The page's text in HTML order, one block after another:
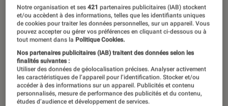
Notre organisation et ses421 partenaires publicitaires (IAB) stockent
et/ou accèdent à des informations, telles que les identifiants uniques
de cookies pour traiter les données personnelles, sur un appareil. Vous
pouvez accepter ou gérer vos préférences en cliquant ci-dessous ou à
tout moment dans la Politique Cookies.
Nos partenaires publicitaires (IAB) traitent des données selon les
finalités suivantes :
Utiliser des données de géolocalisation précises. Analyser activement
les caractéristiques de l’appareil pour l’identification. Stocker et/ou
accéder à des informations sur un appareil. Publicités et contenu
personnalisés, mesure de performance des publicités et du contenu,
études d’audience et développement de services.